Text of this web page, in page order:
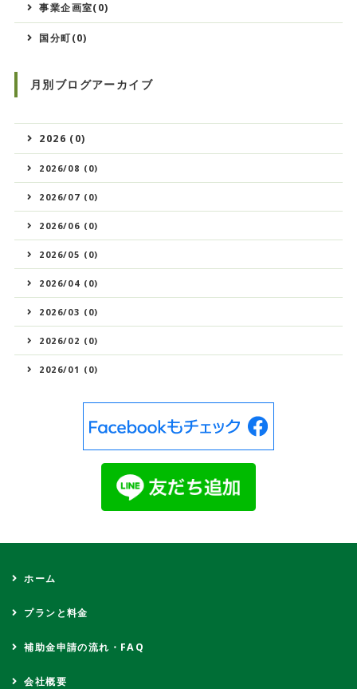
事業企画室(0)
国分町(0)
月別ブログアーカイブ
2026 (0)
2026/08 (0)
2026/07 (0)
2026/06 (0)
2026/05 (0)
2026/04 (0)
2026/03 (0)
2026/02 (0)
2026/01 (0)
ホーム
プランと料金
補助金申請の流れ・FAQ
会社概要